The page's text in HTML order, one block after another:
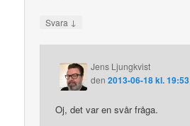
Svara ↓
Jens Ljungkvist
den2013-06-18 kl. 19:53
Oj, det var en svår fråga.